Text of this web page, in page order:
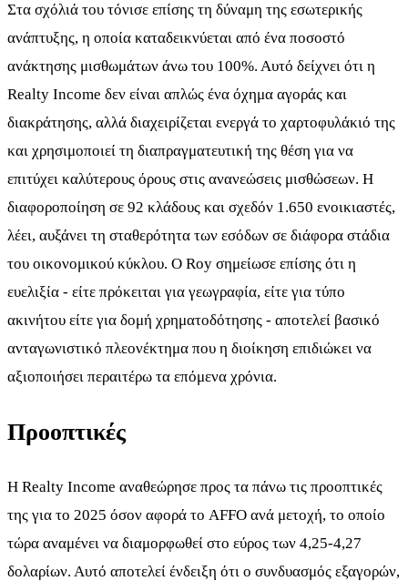
Στα σχόλιά του τόνισε επίσης τη δύναμη της εσωτερικής
ανάπτυξης, η οποία καταδεικνύεται από ένα ποσοστό
ανάκτησης μισθωμάτων άνω του 100%. Αυτό δείχνει ότι η
Realty Income δεν είναι απλώς ένα όχημα αγοράς και
διακράτησης, αλλά διαχειρίζεται ενεργά το χαρτοφυλάκιό της
και χρησιμοποιεί τη διαπραγματευτική της θέση για να
επιτύχει καλύτερους όρους στις ανανεώσεις μισθώσεων. Η
διαφοροποίηση σε 92 κλάδους και σχεδόν 1.650 ενοικιαστές,
λέει, αυξάνει τη σταθερότητα των εσόδων σε διάφορα στάδια
του οικονομικού κύκλου. Ο Roy σημείωσε επίσης ότι η
ευελιξία - είτε πρόκειται για γεωγραφία, είτε για τύπο
ακινήτου είτε για δομή χρηματοδότησης - αποτελεί βασικό
ανταγωνιστικό πλεονέκτημα που η διοίκηση επιδιώκει να
αξιοποιήσει περαιτέρω τα επόμενα χρόνια.
Προοπτικές
Η Realty Income αναθεώρησε προς τα πάνω τις προοπτικές
της για το 2025 όσον αφορά το AFFO ανά μετοχή, το οποίο
τώρα αναμένει να διαμορφωθεί στο εύρος των 4,25-4,27
δολαρίων. Αυτό αποτελεί ένδειξη ότι ο συνδυασμός εξαγορών,